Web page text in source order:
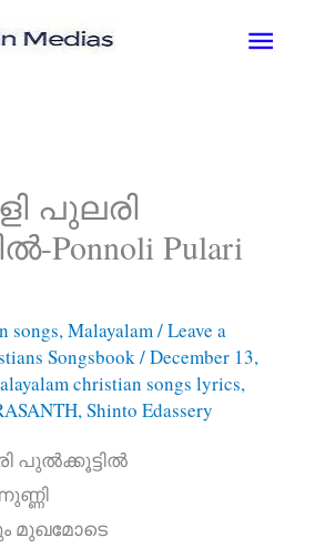
Main
പുലരി
Ponnoli Pulari
songs,Malayalam /Leave a
Songsbook/December 13,
christian songs lyrics,
,Shinto Edassery
പുൽക്കൂട്ടിൽ
മുഖമോടെ